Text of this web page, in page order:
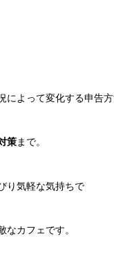
によって変化する申告
策まで。
り気軽な気持ちで
なカフェです。